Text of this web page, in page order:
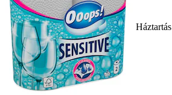
Háztartás